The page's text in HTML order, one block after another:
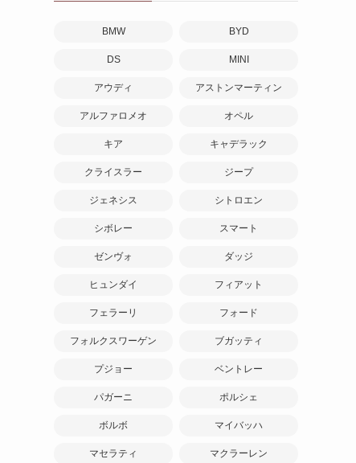
BMW BYD
DS MINI
アウディ アストンマーティン
アルファロメオ オペル
キア キャデラック
クライスラー ジープ
ジェネシス シトロエン
シボレー スマート
ゼンヴォ ダッジ
ヒュンダイ フィアット
フェラーリ フォード
フォルクスワーゲン ブガッティ
プジョー ベントレー
パガーニ ポルシェ
ボルボ マイバッハ
マセラティ マクラーレン